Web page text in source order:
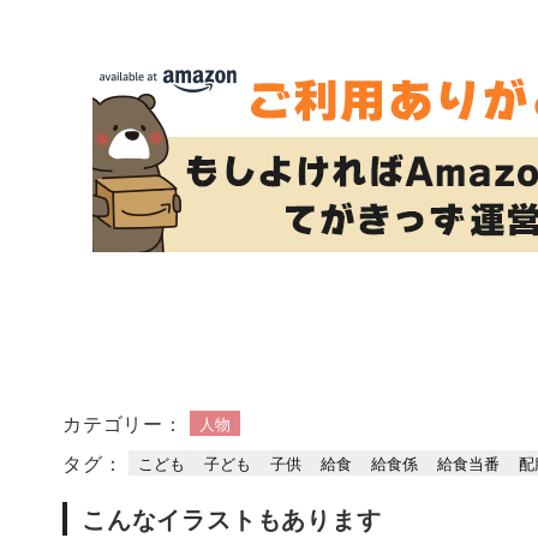
カテゴリー： 人物
タグ： こども 子ども 子供 給食 給食係 給食当番
こんなイラストもあります